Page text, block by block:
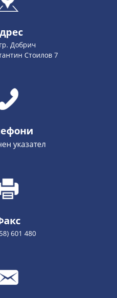
Добрич
Стоилов 7
указател
601 480